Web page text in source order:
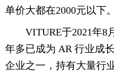
单价大都在2000元以下。
VITURE于2021年8
年多已成为 AR 行业成
企业之一，持有大量行